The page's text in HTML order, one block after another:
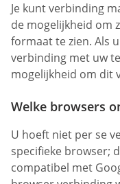
Je kunt verbinding
de mogelijkheid om
formaat te zien. Als
verbinding met uw
mogelijkheid om dit
Welke browsers
U hoeft niet per se
specifieke browser;
compatibel met